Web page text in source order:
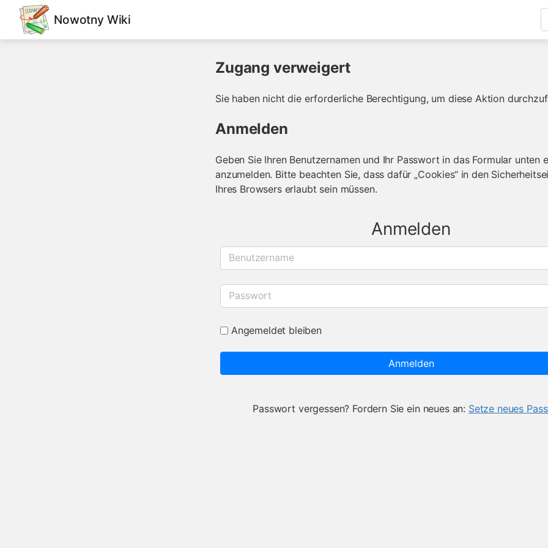
Nowotny Wiki
Zugang verweigert
Sie haben nicht die erforderliche Berechtigung, um diese Aktion
Anmelden
Geben Sie Ihren Benutzernamen und Ihr Passwort in das Formular unten
anzumelden. Bitte beachten Sie, dass dafür „Cookies“ in den
Ihres Browsers erlaubt sein müssen.
Anmelden
Benutzername
Passwort
Angemeldet bleiben
Anmelden
Passwort vergessen? Fordern Sie ein neues an: Setze neues